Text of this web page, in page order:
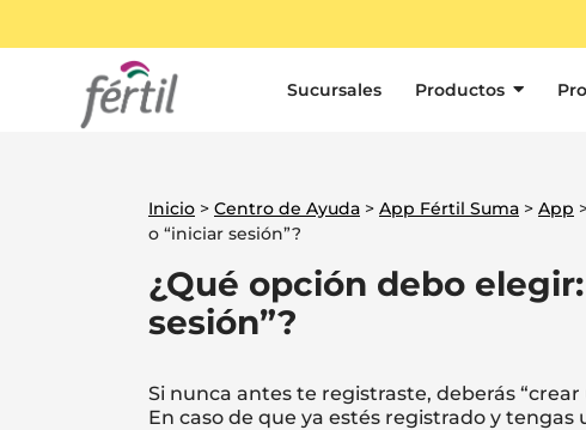
Sucursales Productos
Inicio > Centro de Ayuda > App Fértil Suma > App
o “iniciar sesión”?
¿Qué opción debo
sesión”?
Si nunca antes te registraste, deberás “crear
En caso de que ya estés registrado y tengas